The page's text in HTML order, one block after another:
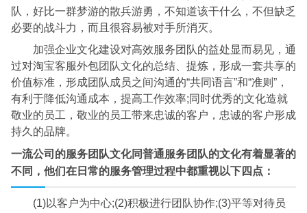
队，好比一群梦游的散兵游勇，不知道该干什么，不但缺乏
必要的战斗力，而且很容易被对手所消灭。
加强企业文化建设对高效服务团队的益处显而易见，通
过对淘宝客服外包团队文化的总结、提炼，形成一套共享的
价值标准，形成团队成员之间沟通的“共同语言”和“准则”，
有利于降低沟通成本，提高工作效率;同时优秀的文化造就
敬业的员工，敬业的员工带来忠诚的客户，忠诚的客户形成
持久的品牌。
一流公司的服务团队文化同普通服务团队的文化有着显著的
不同，他们在日常的服务管理过程中都重视以下四点：
(1)以客户为中心;(2)积极进行团队协作;(3)平等对待员